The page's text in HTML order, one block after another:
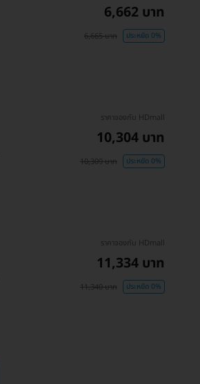
6,662 บาท
6,665 บาท ประหยัด 0%
ราคาจองกับ HDmall
10,304 บาท
10,309 บาท ประหยัด 0%
ราคาจองกับ HDmall
11,334 บาท
11,340 บาท ประหยัด 0%